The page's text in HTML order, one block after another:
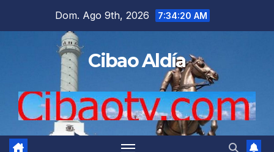
Dom. Ago 9th, 2026 7:34:21 AM
Cibao Aldía